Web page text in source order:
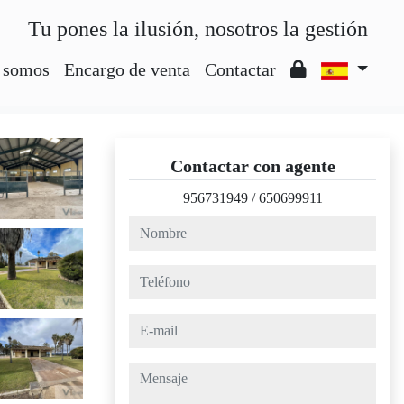
Tu pones la ilusión, nosotros la gestión
Encargo de venta Contactar
Contactar con agente
956731949 /650699911
nombre
teléfono
e-mail
mensaje